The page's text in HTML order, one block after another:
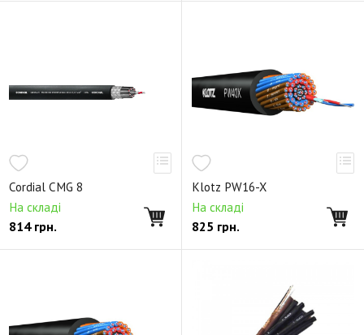
Cordial CMG 8
На складі
814грн.
Klotz PW16-X
На складі
825 грн.